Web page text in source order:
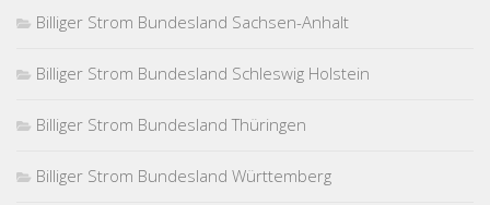
Billiger Strom Bundesland Sachsen-Anhalt
Billiger Strom Bundesland Schleswig Holstein
Billiger Strom Bundesland Thüringen
Billiger Strom Bundesland Württemberg